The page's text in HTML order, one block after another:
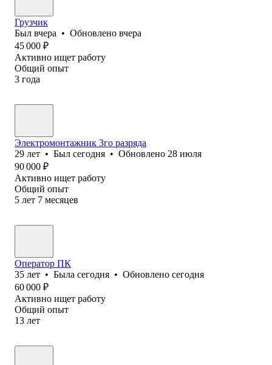
Грузчик
Был вчера • Обновлено вчера
45 000 ₽
Активно ищет работу
Общий опыт
3 года
Электромонтажник 3го разряда
29 лет • Был сегодня • Обновлено 28 июля
90 000 ₽
Активно ищет работу
Общий опыт
5 лет 7 месяцев
Оператор ПК
35 лет • Была сегодня • Обновлено сегодня
60 000 ₽
Активно ищет работу
Общий опыт
13 лет